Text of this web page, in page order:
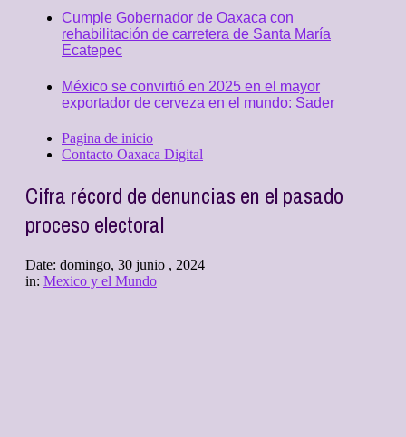
Cumple Gobernador de Oaxaca con
rehabilitación de carretera de Santa María
Ecatepec
México se convirtió en 2025 en el mayor
exportador de cerveza en el mundo: Sader
Pagina de inicio
Contacto Oaxaca Digital
Cifra récord de denuncias en el pasado
proceso electoral
Date: domingo, 30 junio , 2024
in: Mexico y el Mundo